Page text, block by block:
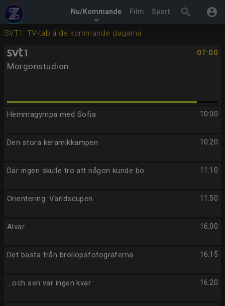
search account_circle
Nu/Kommande
keyboard_arrow_down
Film Sport
SVT1: TV-tablå de kommande dagarna
07:00
Morgonstudion
10:00
Hemmagympa med Sofia
10:20
Den stora keramikkampen
11:10
Där ingen skulle tro att någon kunde bo
11:50
Orientering: Världscupen
16:00
Älvar
16:15
Det bästa från bröllopsfotograferna
16:20
...och sen var ingen kvar